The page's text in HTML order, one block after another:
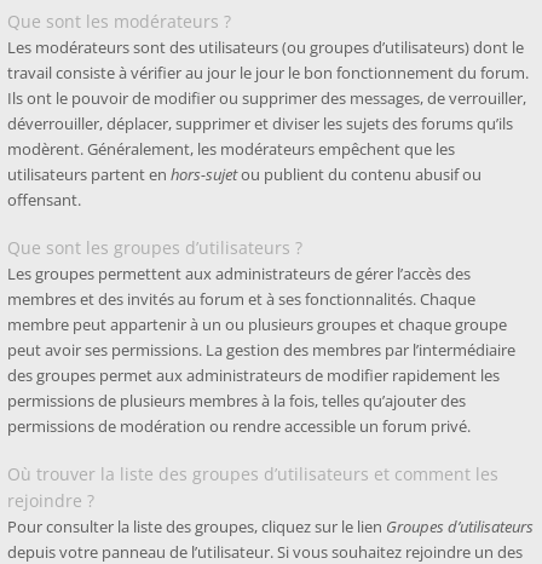
Que sont les modérateurs ?
Les modérateurs sont des utilisateurs (ou groupes d’utilisateurs) dont le
travail consiste à vérifier au jour le jour le bon fonctionnement du forum.
Ils ont le pouvoir de modifier ou supprimer des messages, de verrouiller,
déverrouiller, déplacer, supprimer et diviser les sujets des forums qu’ils
modèrent. Généralement, les modérateurs empêchent que les
utilisateurs partent en hors-sujetou publient du contenu abusif ou
offensant.
Que sont les groupes d’utilisateurs ?
Les groupes permettent aux administrateurs de gérer l’accès des
membres et des invités au forum et à ses fonctionnalités. Chaque
membre peut appartenir à un ou plusieurs groupes et chaque groupe
peut avoir ses permissions. La gestion des membres par l’intermédiaire
des groupes permet aux administrateurs de modifier rapidement les
permissions de plusieurs membres à la fois, telles qu’ajouter des
permissions de modération ou rendre accessible un forum privé.
Où trouver la liste des groupes d’utilisateurs et comment les
rejoindre ?
Pour consulter la liste des groupes, cliquez sur le lien Groupes d’utilisateurs
depuis votre panneau de l’utilisateur. Si vous souhaitez rejoindre un des